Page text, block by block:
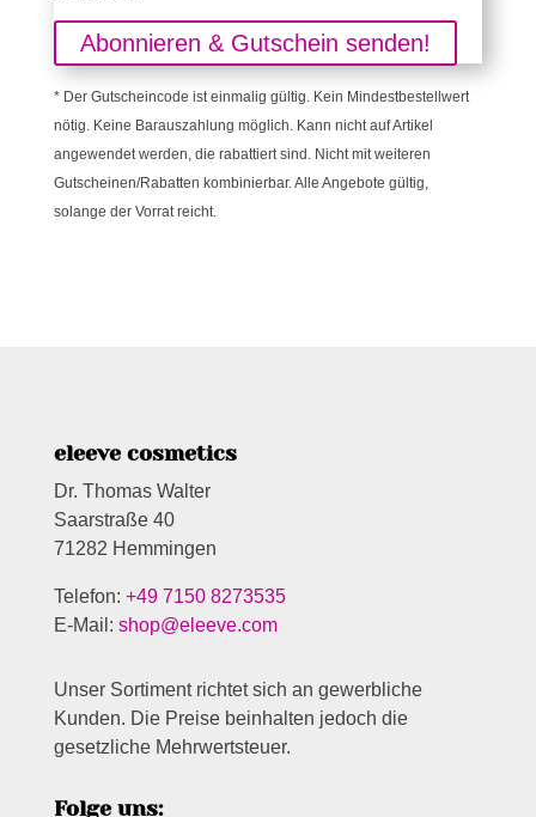
Abonnieren & Gutschein senden!
* Der Gutscheincode ist einmalig gültig. Kein Mindestbestellwert
nötig. Keine Barauszahlung möglich. Kann nicht auf Artikel
angewendet werden, die rabattiert sind. Nicht mit weiteren
Gutscheinen/Rabatten kombinierbar. Alle Angebote gültig,
solange der Vorrat reicht.
eleeve cosmetics
Dr. Thomas Walter
Saarstraße 40
71282 Hemmingen
Telefon: +49 7150 8273535
E-Mail: shop@eleeve.com
Unser Sortiment richtet sich an gewerbliche
Kunden. Die Preise beinhalten jedoch die
gesetzliche Mehrwertsteuer.
Folge uns: